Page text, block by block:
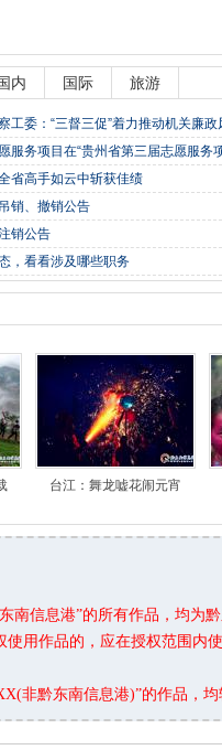
内 国际 旅游
工委：“三督三促”着力推动机关廉
服务项目在“贵州省第三届志愿服务
省高手如云中斩获佳绩
销、撤销公告
销公告
，看看涉及哪些职务
台江：舞龙嘘花闹元宵
南信息港”的所有作品，均为
用作品的，应在授权范围内
非黔东南信息港)”的作品，